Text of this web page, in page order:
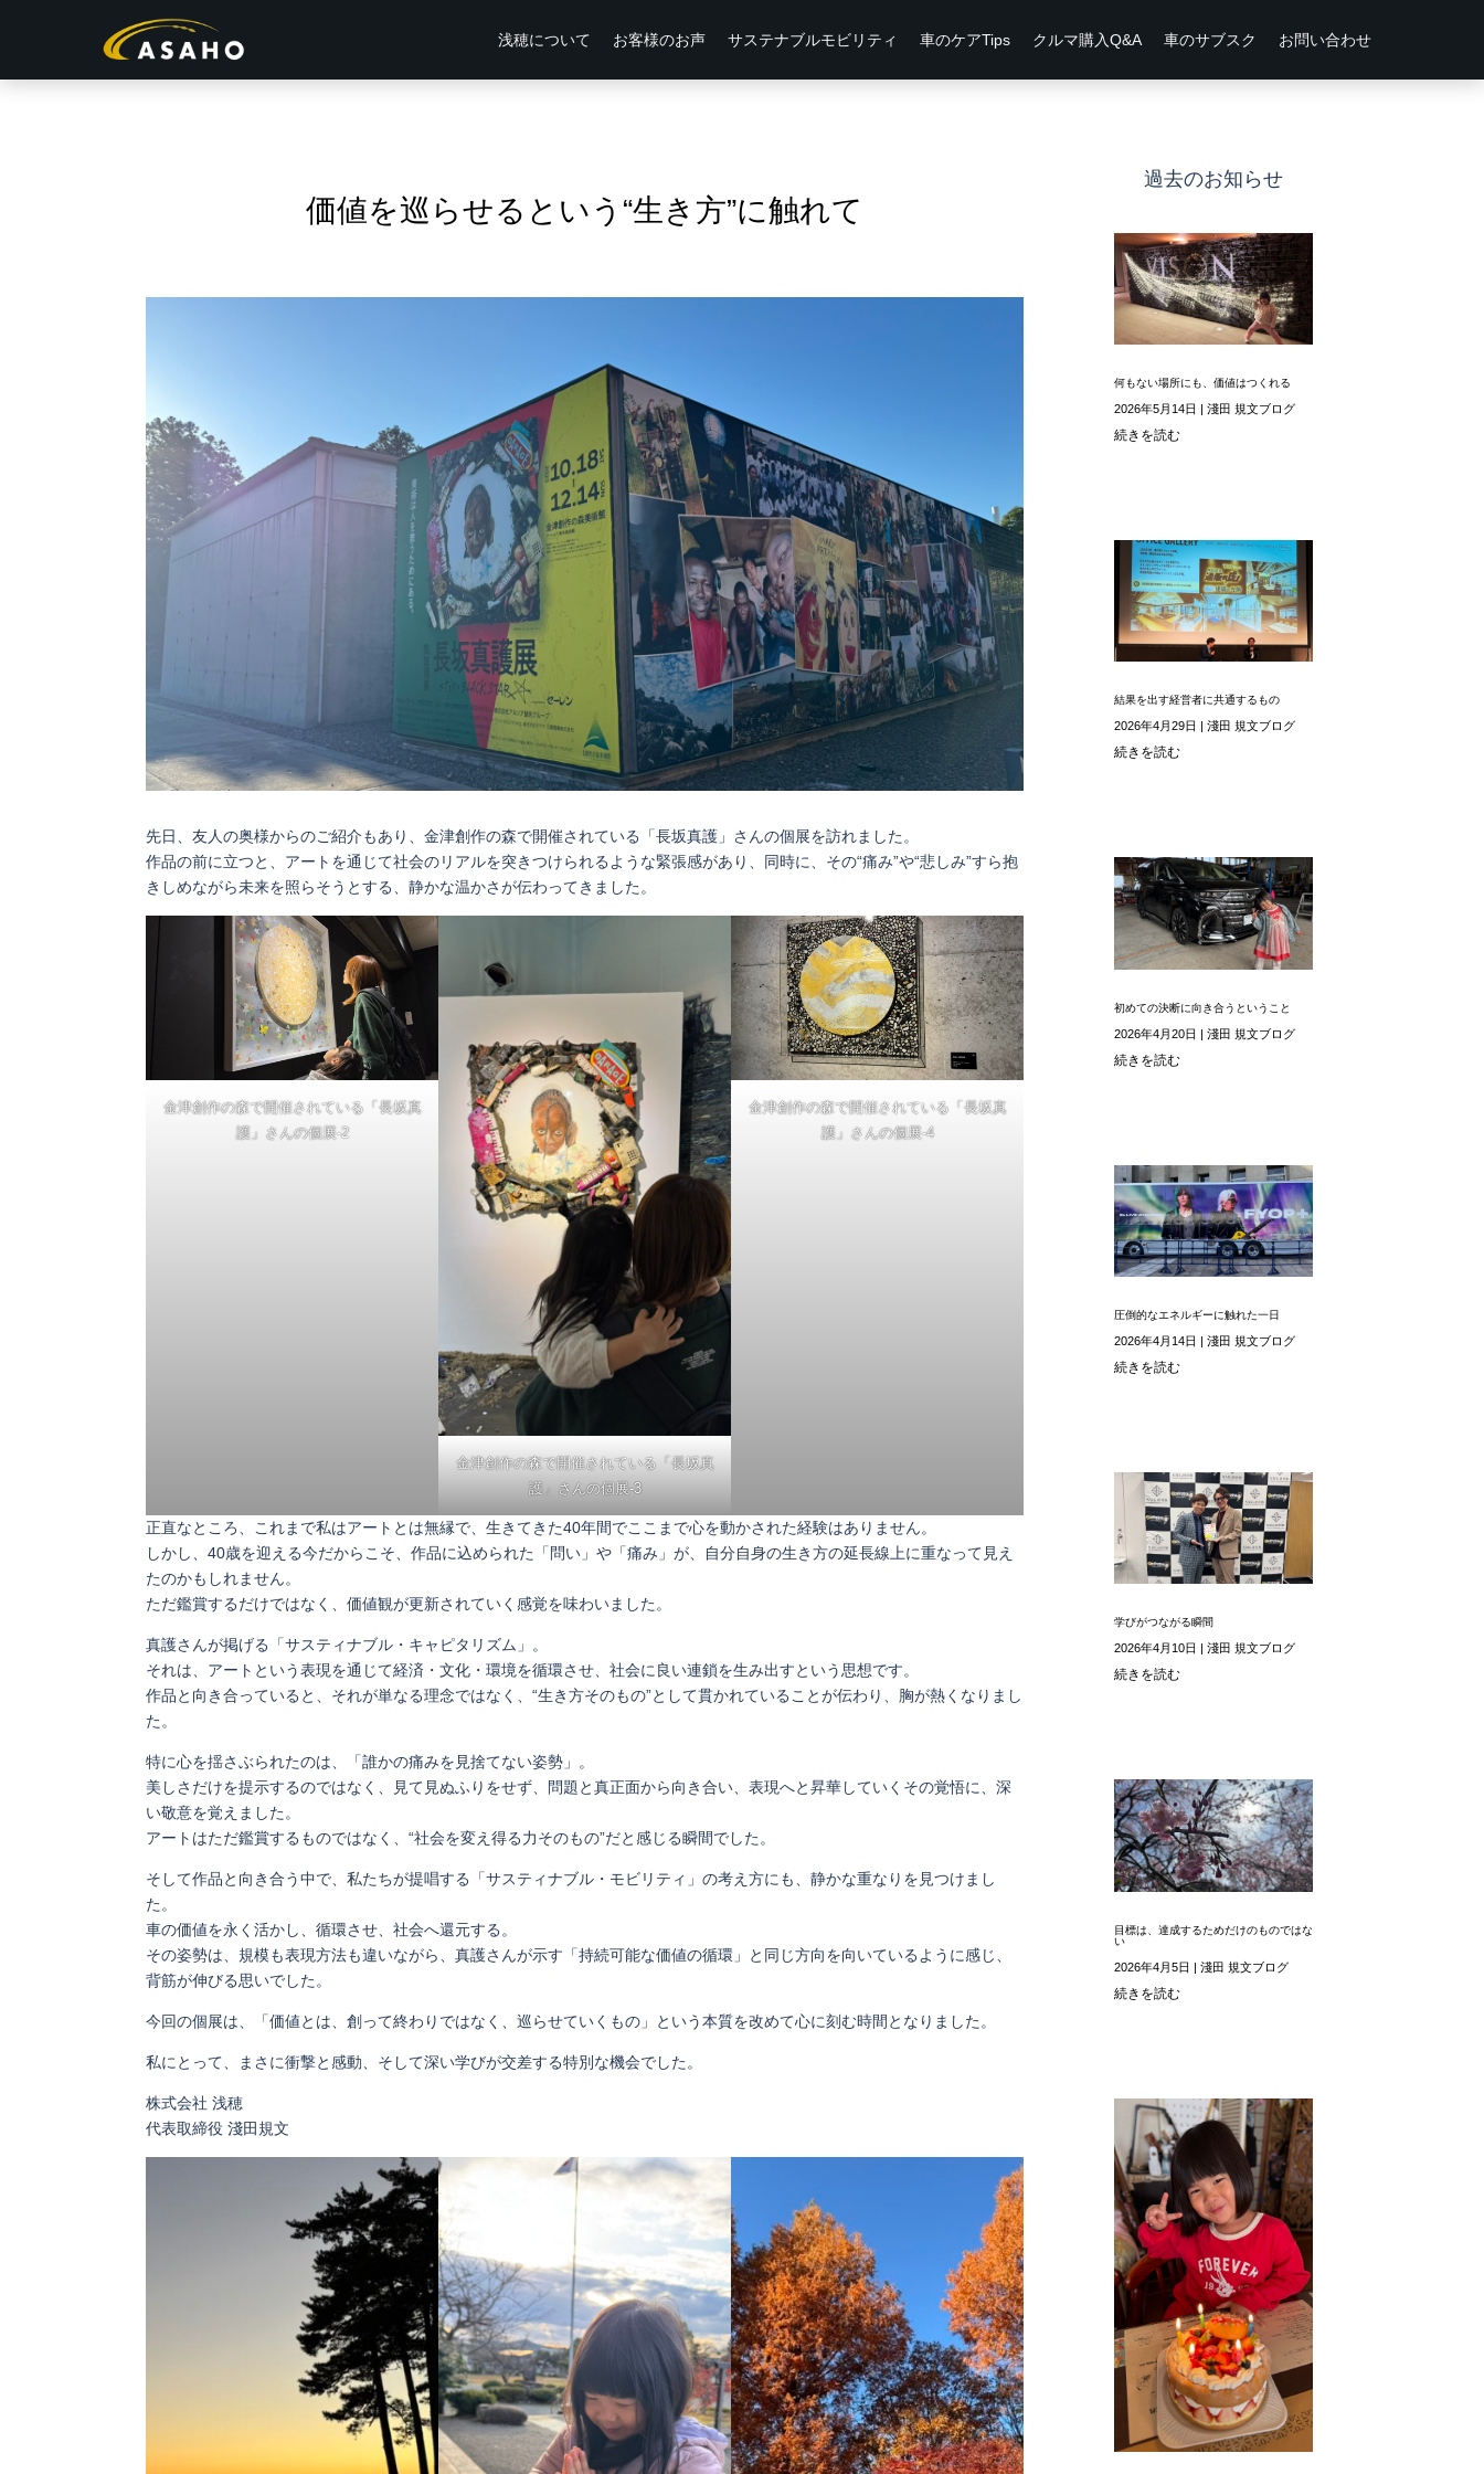
浅穂について お客様のお声 サステナブルモビリティ 車のケアTips クルマ購入Q&A 車のサブスク お問い合わせ
お客
サス
テナ
ブル
モビ
リテ
車の
Tips
クル
入
Q&A
わせ
価値を巡らせるという“生き方”に触れて
先日、友人の奥様からのご紹介もあり、金津創作の森で開催されている「長坂真護」さんの個展を訪れました。
作品の前に立つと、アートを通じて社会のリアルを突きつけられるような緊張感があり、同時に、その“痛み”や“悲しみ”すら抱
きしめながら未来を照らそうとする、静かな温かさが伝わってきました。
金津創作の森で開催されている「長坂真
護」さんの個展-2
金津創作の森で開催されている「長坂真
護」さんの個展-3
金津創作の森で開催されている「長坂真
護」さんの個展-4
正直なところ、これまで私はアートとは無縁で、生きてきた40年間でここまで心を動かされた経験はありません。
しかし、40歳を迎える今だからこそ、作品に込められた「問い」や「痛み」が、自分自身の生き方の延長線上に重なって見え
たのかもしれません。
ただ鑑賞するだけではなく、価値観が更新されていく感覚を味わいました。
真護さんが掲げる「サスティナブル・キャピタリズム」。
それは、アートという表現を通じて経済・文化・環境を循環させ、社会に良い連鎖を生み出すという思想です。
作品と向き合っていると、それが単なる理念ではなく、“生き方そのもの”として貫かれていることが伝わり、胸が熱くなりまし
た。
特に心を揺さぶられたのは、「誰かの痛みを見捨てない姿勢」。
美しさだけを提示するのではなく、見て見ぬふりをせず、問題と真正面から向き合い、表現へと昇華していくその覚悟に、深
い敬意を覚えました。
アートはただ鑑賞するものではなく、“社会を変え得る力そのもの”だと感じる瞬間でした。
そして作品と向き合う中で、私たちが提唱する「サスティナブル・モビリティ」の考え方にも、静かな重なりを見つけまし
た。
車の価値を永く活かし、循環させ、社会へ還元する。
その姿勢は、規模も表現方法も違いながら、真護さんが示す「持続可能な価値の循環」と同じ方向を向いているように感じ、
背筋が伸びる思いでした。
今回の個展は、「価値とは、創って終わりではなく、巡らせていくもの」という本質を改めて心に刻む時間となりました。
私にとって、まさに衝撃と感動、そして深い学びが交差する特別な機会でした。
株式会社 浅穂
代表取締役 淺田規文
過去のお知らせ
何もない場所にも、価値はつくれる
2026年5月14日 |淺田 規文ブログ
続きを読む
結果を出す経営者に共通するもの
2026年4月29日 |淺田 規文ブログ
続きを読む
初めての決断に向き合うということ
2026年4月20日 |淺田 規文ブログ
続きを読む
圧倒的なエネルギーに触れた一日
2026年4月14日 |淺田 規文ブログ
続きを読む
学びがつながる瞬間
2026年4月10日 |淺田 規文ブログ
続きを読む
目標は、達成するためだけのものではな
い
2026年4月5日 |淺田 規文ブログ
続きを読む